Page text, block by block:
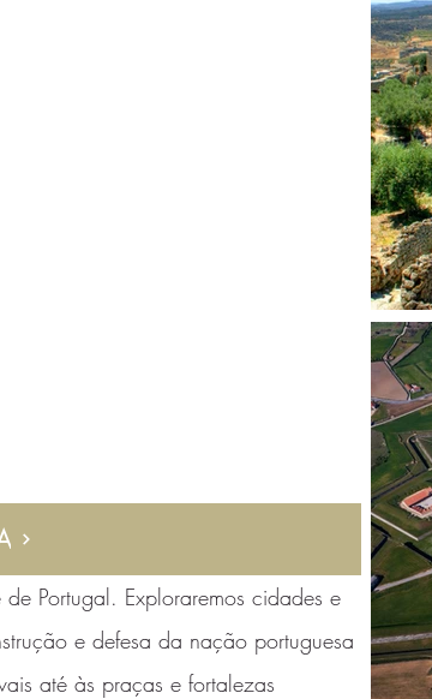
Portugal. Exploraremos cidades e
e defesa da nação portuguesa
até às praças e fortalezas